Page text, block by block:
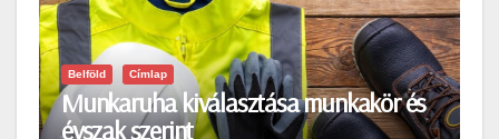
Belföld Címlap
Munkaruha kiválasztása munkakör és
évszak szerint